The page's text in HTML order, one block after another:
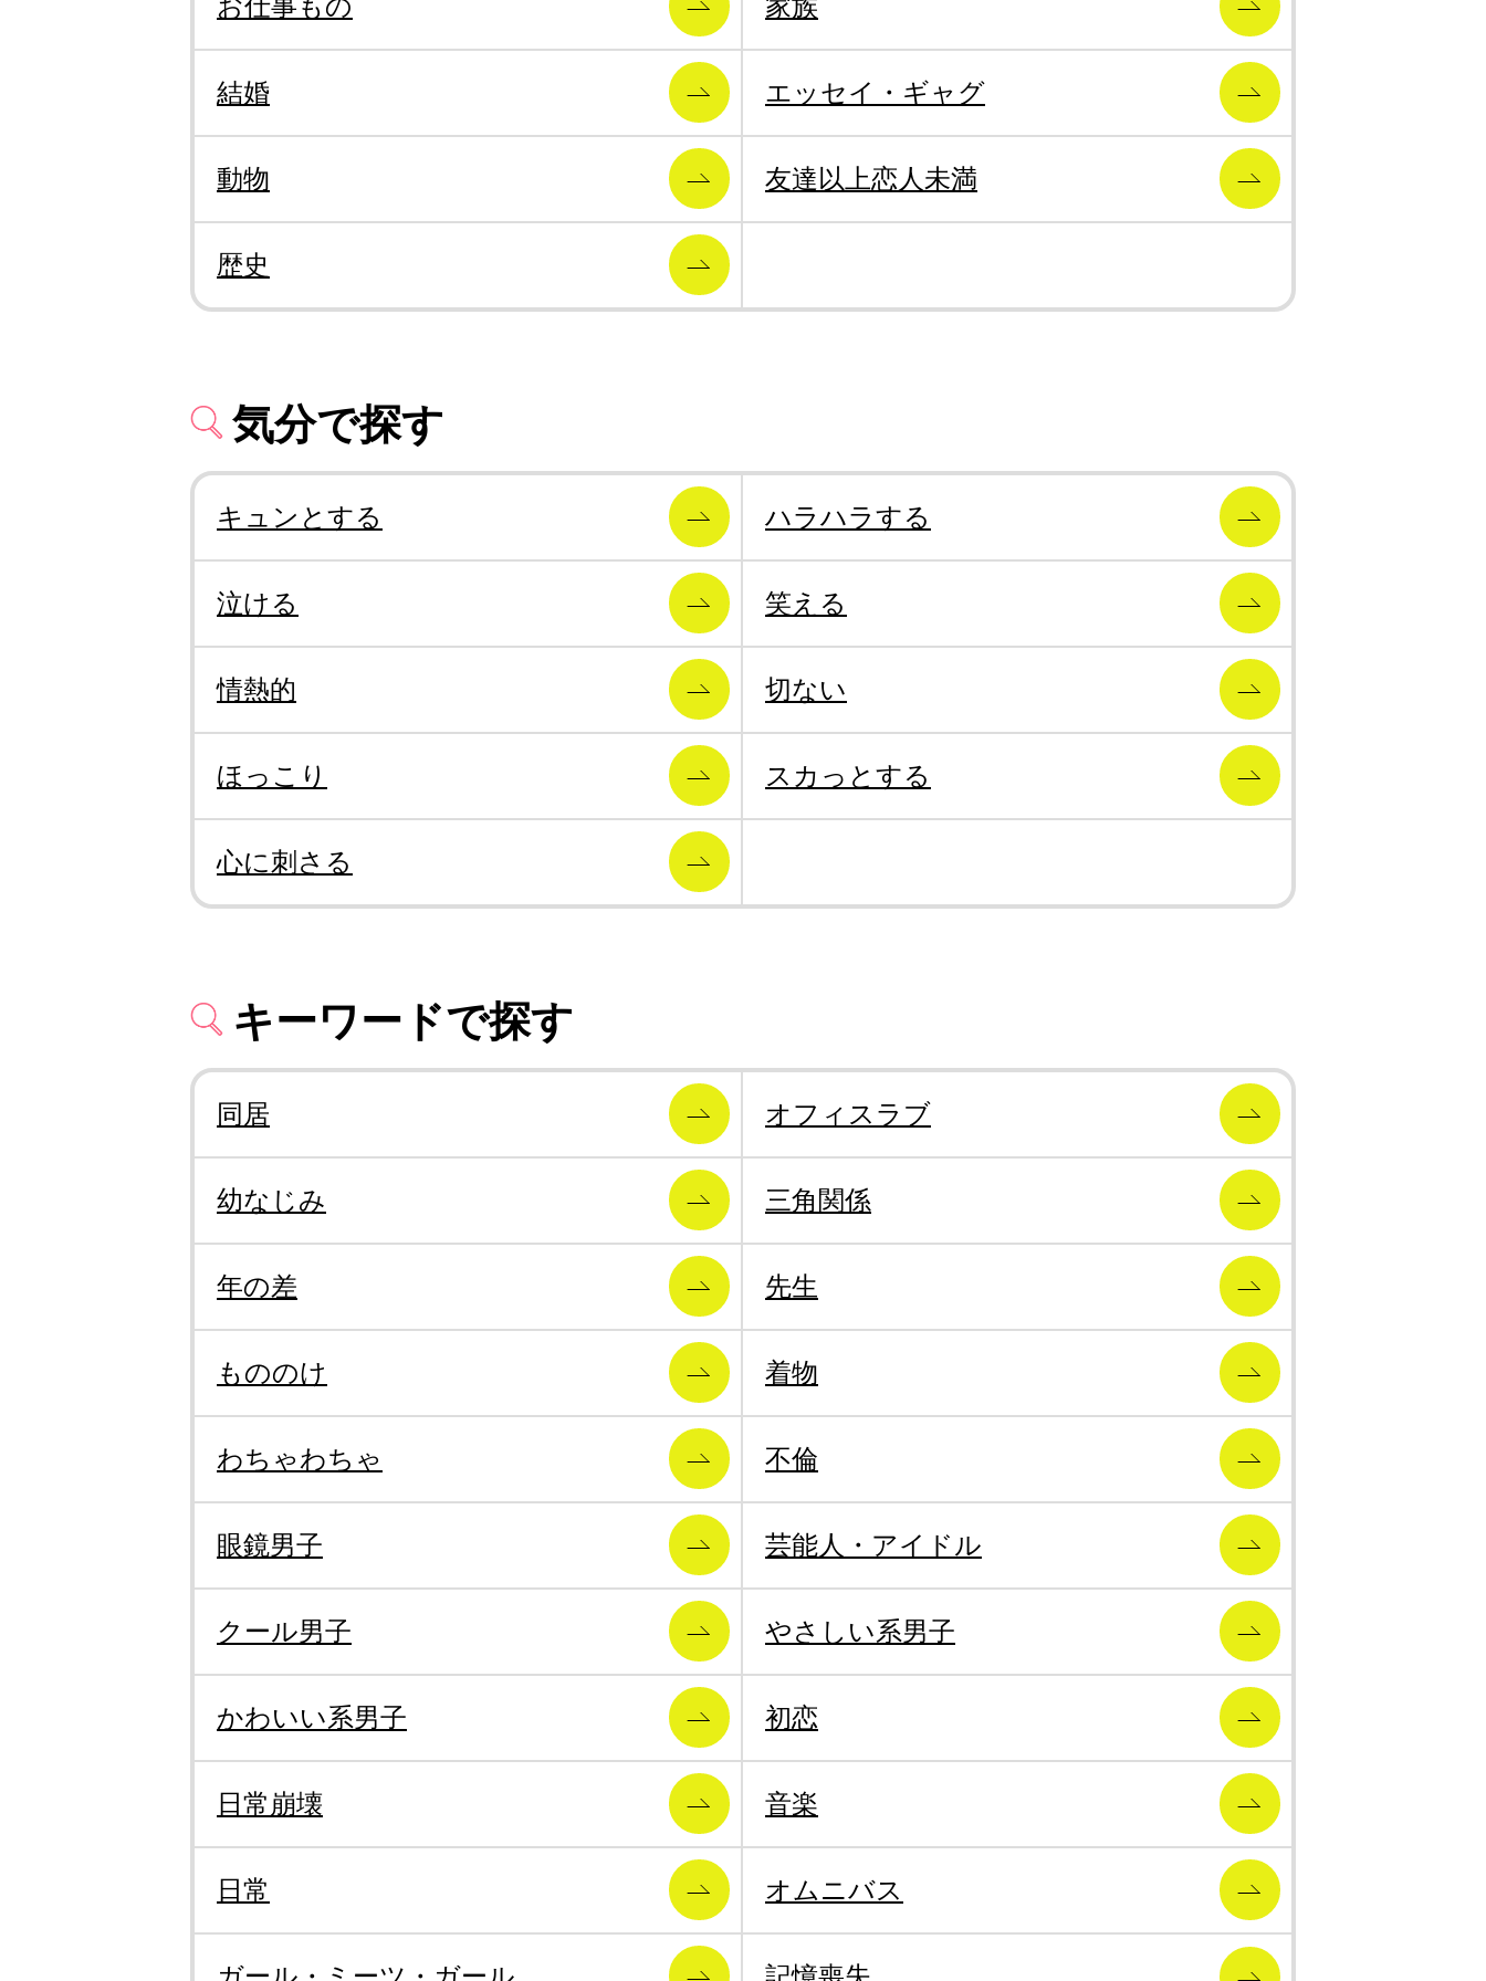
結婚 エッセイ・ギャグ
動物 友達以上恋人未満
歴史
気分で探す
キュンとする ハラハラする
泣ける 笑える
情熱的 切ない
ほっこり スカっとする
心に刺さる
キーワードで探す
同居 オフィスラブ
幼なじみ 三角関係
年の差 先生
もののけ 着物
わちゃわちゃ 不倫
眼鏡男子 芸能人・アイドル
クール男子 やさしい系男子
かわいい系男子 初恋
日常崩壊 音楽
日常 オムニバス